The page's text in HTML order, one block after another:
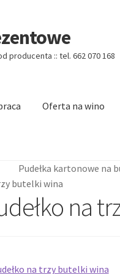
producenta :: tel. 662 070 168
Oferta na wino
Checkout
Homepage
Pudełka kartonowe na
butelki wina
na